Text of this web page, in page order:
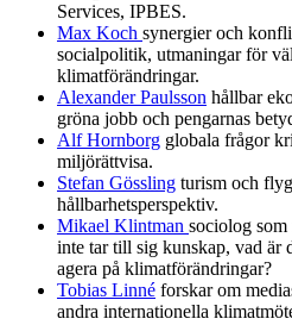
Services, IPBES.
Max Koch synergier och
socialpolitik, utmaningar för
klimatförändringar.
Alexander Paulsson hållbar
gröna jobb och pengarnas
Alf Hornborg globala frågor
miljörättvisa.
Stefan Gössling turism och
hållbarhetsperspektiv.
Mikael Klintman sociolog
inte tar till sig kunskap, vad är
agera på klimatförändringar?
Tobias Linné forskar om
andra internationella